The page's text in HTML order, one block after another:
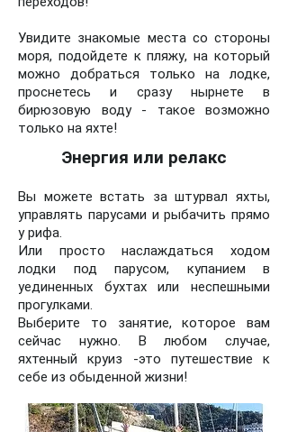
Увидите знакомые места со стороны
моря, подойдете к пляжу, на который
можно добраться только на лодке,
проснетесь и сразу нырнете в
бирюзовую воду - такое возможно
только на яхте!
Энергия или релакс
Вы можете встать за штурвал яхты,
управлять парусами и рыбачить прямо
у рифа.
Или просто наслаждаться ходом
лодки под парусом, купанием в
уединенных бухтах или неспешными
прогулками.
Выберите то занятие, которое вам
сейчас нужно. В любом случае,
яхтенный круиз -это путешествие к
себе из обыденной жизни!